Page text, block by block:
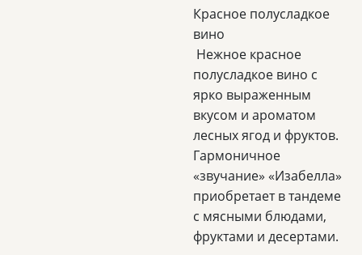
Красное полусладкое
вино
Нежное красное
полусладкое вино с
ярко выраженным
вкусом и ароматом
лесных ягод и фруктов.
Гармоничное
«звучание» «Изабелла»
приобретает в тандеме
с мясными блюдами,
фруктами и десертами.